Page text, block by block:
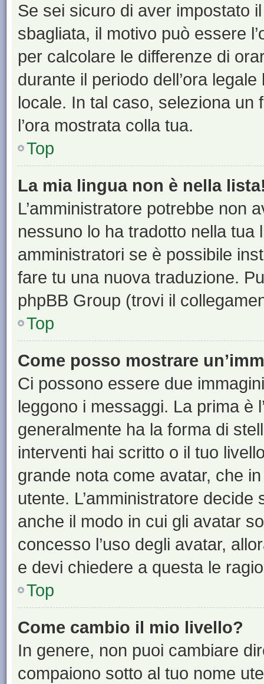
Se sei sicuro di aver impostato
sbagliata, il motivo può essere
per calcolare le differenze di
durante il periodo dell’ora
locale. In tal caso, seleziona
l’ora mostrata colla tua.
Top
La mia lingua non è nella
L’amministratore potrebbe non
nessuno lo ha tradotto nella tua
amministratori se è possibile
fare tu una nuova traduzione.
phpBB Group (trovi il
Top
Come posso mostrare
Ci possono essere due
leggono i messaggi. La prima è
generalmente ha la forma di
interventi hai scritto o il tuo
grande nota come avatar, che
utente. L’amministratore
anche il modo in cui gli avatar
concesso l’uso degli avatar,
e devi chiedere a questa le
Top
Come cambio il mio livello?
In genere, non puoi cambiare
compaiono sotto al tuo nome